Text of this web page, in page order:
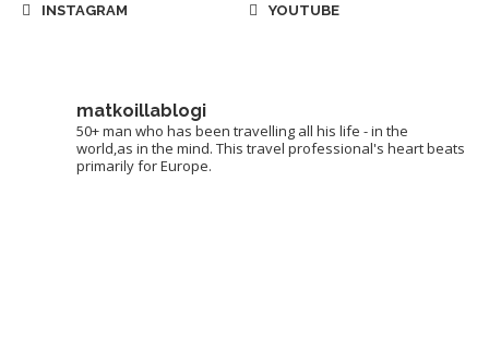
INSTAGRAM
YOUTUBE
matkoillablogi
50+ man who has been travelling all his life - in the
world,as in the mind. This travel professional's heart beats
primarily for Europe.